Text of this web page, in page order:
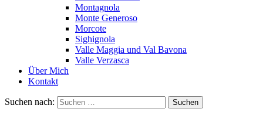
Montagnola
Monte Generoso
Morcote
Sighignola
Valle Maggia und Val Bavona
Valle Verzasca
Über Mich
Kontakt
Suchen nach: